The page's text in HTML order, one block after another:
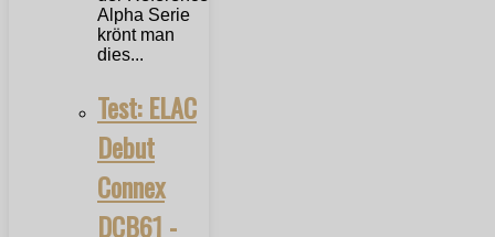
Alpha Serie
krönt man
dies...
Test: ELAC
Debut
Connex
DCB61 -